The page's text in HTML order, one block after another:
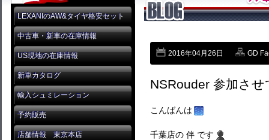
LEXANIのAW&タイヤ格安セット
中古車・新車の在庫情報
US現地の在庫情報
新車カタログ
輸入シュミレーション
予約販売
店舗情報 東京本店
2016年04月26日 GD
NSRouder 参加さ
こんばんは
千葉店の 伴 です